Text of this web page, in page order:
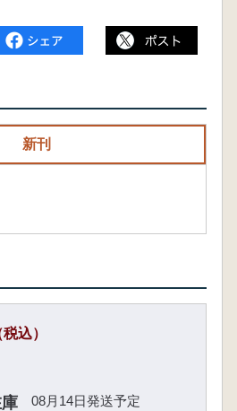
新刊
税込）
08月14日発送予定